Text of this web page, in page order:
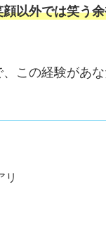
以外では笑う
この経験があ
リ